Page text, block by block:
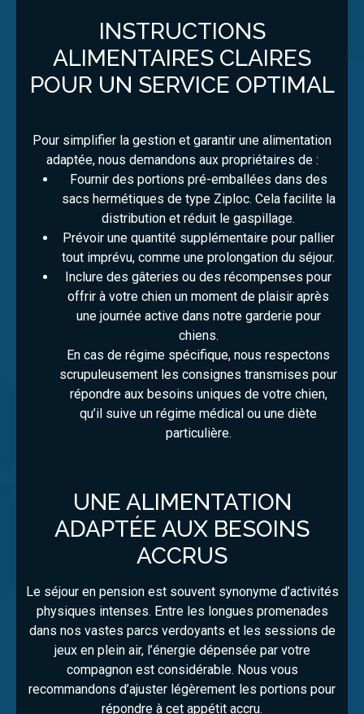
INSTRUCTIONS
ALIMENTAIRES CLAIRES
POUR UN SERVICE OPTIMAL
Pour simplifier la gestion et garantir une alimentation
adaptée, nous demandons aux propriétaires de :
Fournir des portions pré-emballées dans des
sacs hermétiques de type Ziploc. Cela facilite la
distribution et réduit le gaspillage.
Prévoir une quantité supplémentaire pour pallier
tout imprévu, comme une prolongation du séjour.
Inclure des gâteries ou des récompenses pour
offrir à votre chien un moment de plaisir après
une journée active dans notre garderie pour
chiens.
En cas de régime spécifique, nous respectons
scrupuleusement les consignes transmises pour
répondre aux besoins uniques de votre chien,
qu’il suive un régime médical ou une diète
particulière.
UNE ALIMENTATION
ADAPTÉE AUX BESOINS
ACCRUS
Le séjour en pension est souvent synonyme d’activités
physiques intenses. Entre les longues promenades
dans nos vastes parcs verdoyants et les sessions de
jeux en plein air, l’énergie dépensée par votre
compagnon est considérable. Nous vous
recommandons d’ajuster légèrement les portions pour
répondre à cet appétit accru.